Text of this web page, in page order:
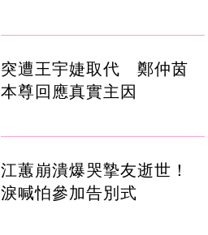
突遭王宇婕取代 鄭仲茵
本尊回應真實主因
江蕙崩潰爆哭摯友逝世！
淚喊怕參加告別式